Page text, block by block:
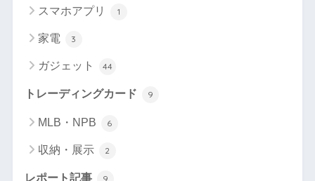
スマホアプリ 1
家電 3
ガジェット 44
トレーディングカード 9
MLB・NPB 6
収納・展示 2
レポート記事 9